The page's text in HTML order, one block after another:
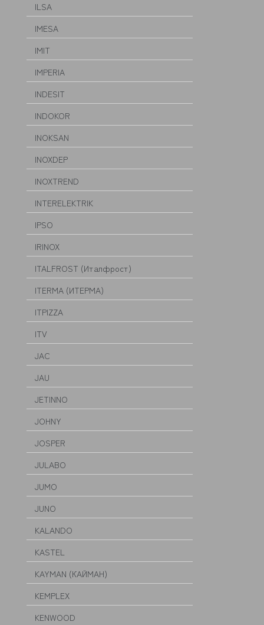
ILSA
IMESA
IMIT
IMPERIA
INDESIT
INDOKOR
INOKSAN
INOXDEP
INOXTREND
INTERELEKTRIK
IPSO
IRINOX
ITALFROST (Италфрост)
ITERMA (ИТЕРМА)
ITPIZZA
ITV
JAC
JAU
JETINNO
JOHNY
JOSPER
JULABO
JUMO
JUNO
KALANDO
KASTEL
KAYMAN (КАЙМАН)
KEMPLEX
KENWOOD